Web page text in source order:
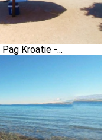
Kroatie -...